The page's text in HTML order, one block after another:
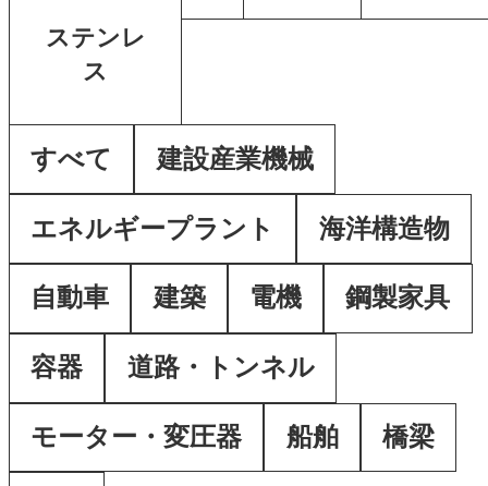
ステンレ
ス
すべて 建設産業機械
エネルギープラント 海洋構造物
自動車 建築 電機 鋼製家具
容器 道路・トンネル
モーター・変圧器 船舶 橋梁